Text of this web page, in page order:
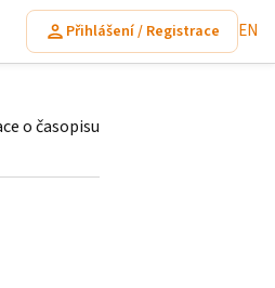
Přihlášení / Registrace EN
o časopisu